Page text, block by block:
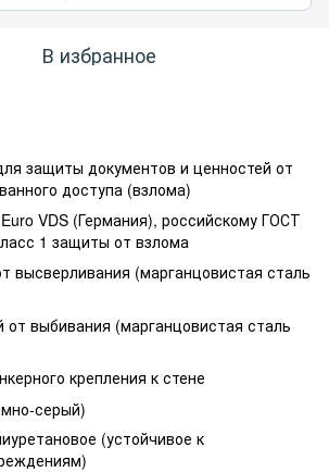
В избранное
защиты документов и ценностей от
доступа (взлома)
VDS (Германия), российскому ГОСТ
1 защиты от взлома
высверливания (марганцовистая сталь
от выбивания (марганцовистая сталь
крепления к стене
серый)
(устойчивое к